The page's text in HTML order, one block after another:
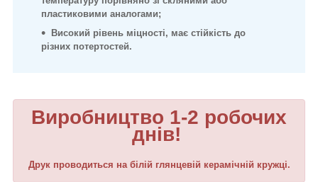
пластиковими аналогами;
Високий рівень міцності, має стійкість до
різних потертостей.
Виробництво 1-2 робочих
днів!
Друк проводиться на білій глянцевій керамічній кружці.